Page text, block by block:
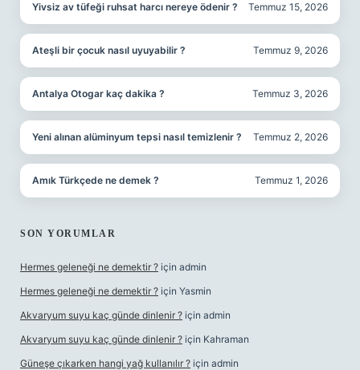
Yivsiz av tüfeği ruhsat harcı nereye ödenir ? Temmuz 15, 2026
Ateşli bir çocuk nasıl uyuyabilir ? Temmuz 9, 2026
Antalya Otogar kaç dakika ? Temmuz 3, 2026
Yeni alınan alüminyum tepsi nasıl temizlenir ? Temmuz 2, 2026
Amık Türkçede ne demek ? Temmuz 1, 2026
SON YORUMLAR
Hermes geleneği ne demektir ? için admin
Hermes geleneği ne demektir ? için Yasmin
Akvaryum suyu kaç günde dinlenir ? için admin
Akvaryum suyu kaç günde dinlenir ? için Kahraman
Güneşe çıkarken hangi yağ kullanılır ? için admin